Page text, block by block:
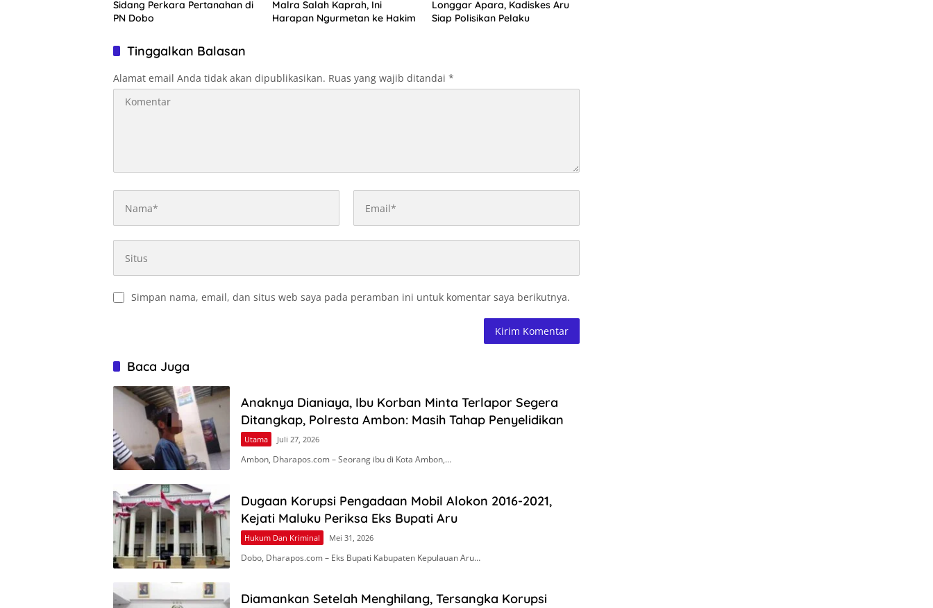
Sidang Perkara Pertanahan di
PN Dobo
Malra Salah Kaprah, Ini
Harapan Ngurmetan ke Hakim
Longgar Apara, Kadiskes Aru
Siap Polisikan Pelaku
Tinggalkan Balasan
Alamat email Anda tidak akan dipublikasikan. Ruas yang wajib ditandai *
Simpan nama, email, dan situs web saya pada peramban ini untuk komentar saya berikutnya.
Baca Juga
Anaknya Dianiaya, Ibu Korban Minta Terlapor Segera
Ditangkap, Polresta Ambon: Masih Tahap Penyelidikan
Utama Juli 27, 2026
Ambon, Dharapos.com – Seorang ibu di Kota Ambon,…
Dugaan Korupsi Pengadaan Mobil Alokon 2016-2021,
Kejati Maluku Periksa Eks Bupati Aru
Hukum Dan Kriminal Mei 31, 2026
Dobo, Dharapos.com – Eks Bupati Kabupaten Kepulauan Aru…
Diamankan Setelah Menghilang, Tersangka Korupsi